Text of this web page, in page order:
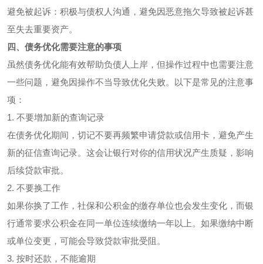
避免被起诉：积极与债权人沟通，避免因恶意拖欠导致被起诉甚
至失去重要资产。
四、债务优化需要注意的事项
虽然债务优化能有效帮助负债人上岸，但操作过程中也需要注意
一些问题，避免因操作不当导致优化失败。以下是常见的注意事
项：
1. 不要增加新的查询记录
在债务优化期间，切记不要再频繁申请贷款或信用卡，避免产生
新的征信查询记录。这会让银行对你的信用状况产生质疑，影响
后续贷款审批。
2. 不要换工作
如果你换了工作，社保和公积金的缴存单位也会发生变化，而银
行通常要求公积金在同一单位连续缴纳一年以上。如果缴纳中断
或单位变更，可能会导致贷款审批受阻。
3. 按时还款，不能逾期